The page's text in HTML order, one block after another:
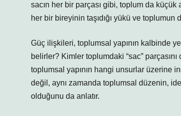
sacın her bir parçası gibi, toplum da küçük
her bir bireyinin taşıdığı yükü ve
Güç ilişkileri, toplumsal yapının kalbinde
belirler? Kimler toplumdaki “sac”
toplumsal yapının hangi unsurlar üzerine
değil, aynı zamanda toplumsal düzenin,
olduğunu da anlatır.